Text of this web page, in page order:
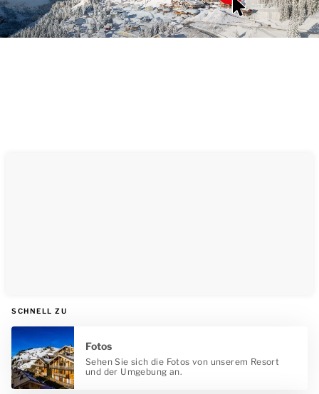
SCHNELL ZU
Fotos
Sehen Sie sich die Fotos von unserem Resort
und der Umgebung an.